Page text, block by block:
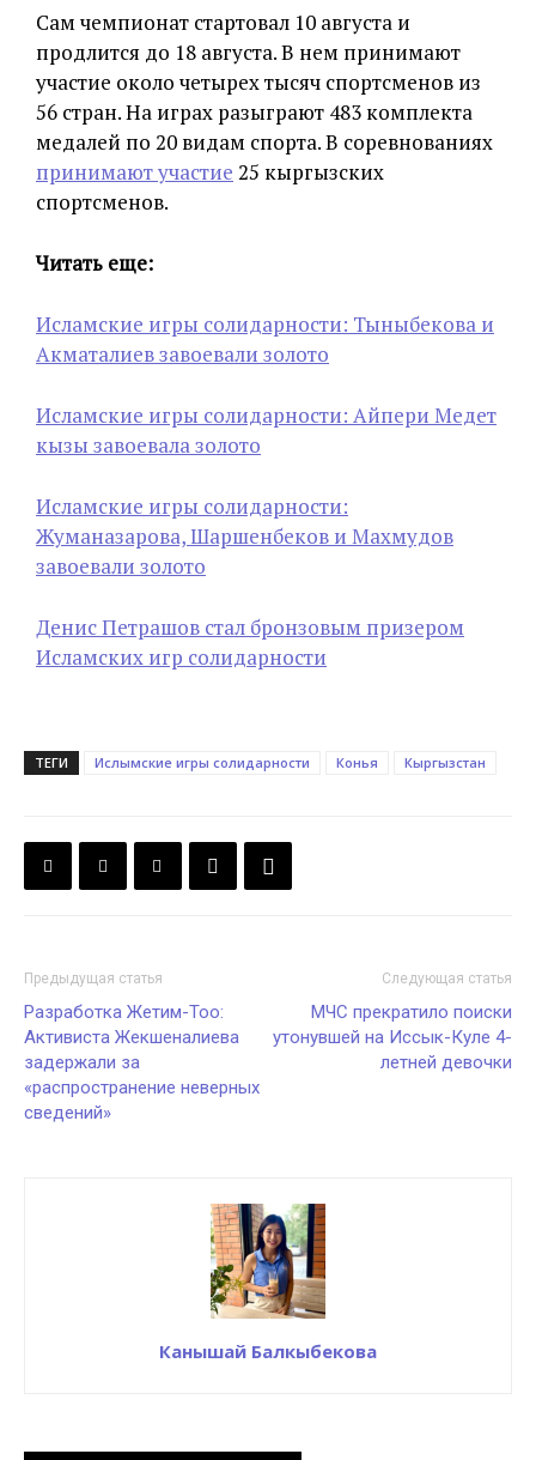
Сам чемпионат стартовал 10 августа и
продлится до 18 августа. В нем принимают
участие около четырех тысяч спортсменов из
56 стран. На играх разыграют 483 комплекта
медалей по 20 видам спорта. В соревнованиях
принимают участие 25 кыргызских
спортсменов.
Читать еще:
Исламские игры солидарности: Тыныбекова и
Акматалиев завоевали золото
Исламские игры солидарности: Айпери Медет
кызы завоевала золото
Исламские игры солидарности:
Жуманазарова, Шаршенбеков и Махмудов
завоевали золото
Денис Петрашов стал бронзовым призером
Исламских игр солидарности
ТЕГИ Ислымские игры солидарности Конья Кыргызстан
Предыдущая статья
Разработка Жетим-Тоо:
Активиста Жекшеналиева
задержали за
«распространение неверных
сведений»
Следующая статья
МЧС прекратило поиски
утонувшей на Иссык-Куле 4-
летней девочки
Канышай Балкыбекова